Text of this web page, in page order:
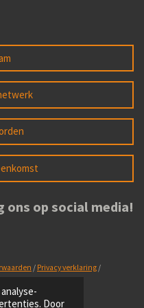
Door
ons op social media!
/ Privacy verklaring /